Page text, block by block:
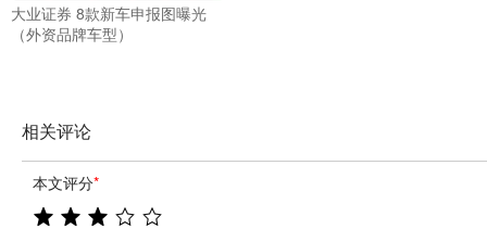
大业证券 8款新车申报图曝光
（外资品牌车型）
相关评论
本文评分*